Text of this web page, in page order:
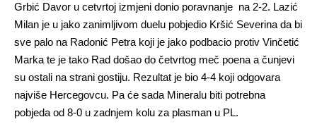
Grbić Davor u cetvrtoj izmjeni donio poravnanje na 2-2. Lazić
Milan je u jako zanimljivom duelu pobjedio Kršić Severina da bi
sve palo na Radonić Petra koji je jako podbacio protiv Vinčetić
Marka te je tako Rad došao do četvrtog meč poena a čunjevi
su ostali na strani gostiju. Rezultat je bio 4-4 koji odgovara
najviše Hercegovcu. Pa će sada Mineralu biti potrebna
pobjeda od 8-0 u zadnjem kolu za plasman u PL.